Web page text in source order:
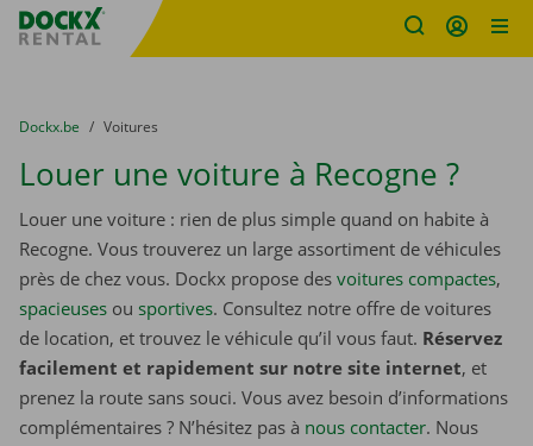
sitename
You are here:
du
Dockx.be to
Voitures
Louer une voiture à Recogne ?
Louer une voiture : rien de plus simple quand on habite à
Recogne. Vous trouverez un large assortiment de véhicules
près de chez vous. Dockx propose des voitures compactes,
spacieuses ou sportives. Consultez notre offre de voitures
de location, et trouvez le véhicule qu’il vous faut. Réservez
facilement et rapidement sur notre site internet, et
prenez la route sans souci. Vous avez besoin d’informations
complémentaires ? N’hésitez pas à nous contacter. Nous